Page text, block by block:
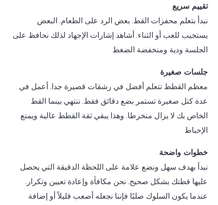
تقييم سريع
نبدأ بتعلم محفزات القط. بعض الرد على الطعام. البعض
يستجيب للعب أو الثناء. أشاهد إشارات الإجهاد لذلك نحافظ على
الجلسة ودية ومنخفضة الضغط
جلسات صغيرة
معظم القطط تتعلم أفضل في رشقات قصيرة جدا. أعمل في
عدة كتل صغيرة تستمر بضع دقائق فقط. ننتهي بينما القط
الخاص بك لا يزال منخرطا. وهذا يبقي ثقة القطط عالية ويمنع
الإحباط
خطوات واضحة
نبدأ بهدف سهل ونضع علامة على اللحظة الدقيقة التي يحصل
عليها قطتك بشكل صحيح. نحن مكافأة وإعادة تعيين وتكرار.
عندما يكون السلوك صلبًا فإننا نجعله أصعب قليلاً أو إضافة